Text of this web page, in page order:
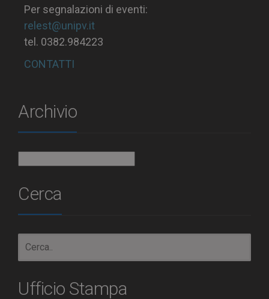
Per segnalazioni di eventi:
relest@unipv.it
tel. 0382.984223
CONTATTI
Archivio
Cerca
Ufficio Stampa